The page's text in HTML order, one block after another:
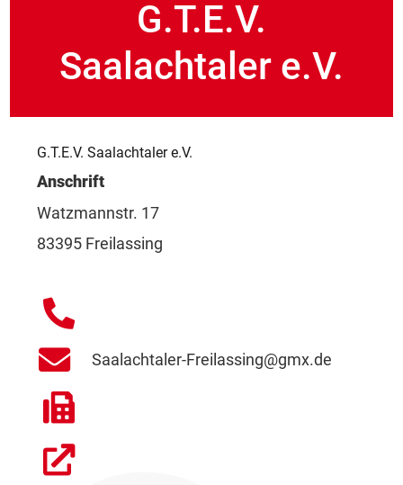
G.T.E.V.
Saalachtaler e.V.
G.T.E.V. Saalachtaler e.V.
Anschrift
Watzmannstr. 17
83395 Freilassing
Saalachtaler-Freilassing@gmx.de